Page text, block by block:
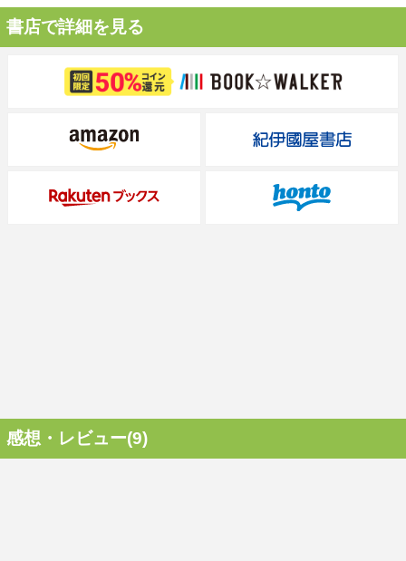
書店で詳細を見る
感想・レビュー(9)